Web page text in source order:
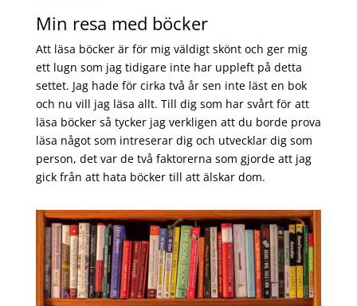
Min resa med böcker
Att läsa böcker är för mig väldigt skönt och ger mig
ett lugn som jag tidigare inte har uppleft på detta
settet. Jag hade för cirka två år sen inte läst en bok
och nu vill jag läsa allt. Till dig som har svårt för att
läsa böcker så tycker jag verkligen att du borde prova
läsa något som intreserar dig och utvecklar dig som
person, det var de två faktorerna som gjorde att jag
gick från att hata böcker till att älskar dom.